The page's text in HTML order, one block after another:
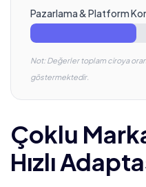
Pazarlama & Platform
Not: Değerler toplam ciroya
göstermektedir.
Çoklu
Hızlı